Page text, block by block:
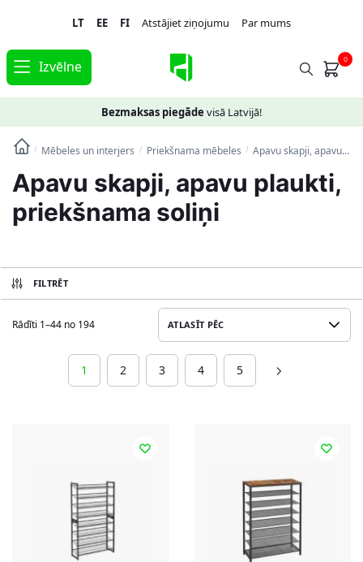
navigation
content
LT EE FI Atstājiet ziņojumu Par mums
Izvēlne 0
Bezmaksas piegāde visā Latvijā!
/ Mēbeles un interjers / Priekšnama mēbeles / Apavu skapji, apavu plaukti, priekšnama soliņi
Apavu skapji, apavu plaukti,
priekšnama soliņi
FILTRĒT
Rādīti 1–44 no 194
1 2 3 4 5